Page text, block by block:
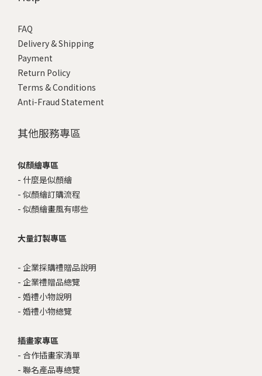
FAQ
Delivery & Shipping
Payment
Return Policy
Terms & Conditions
Anti-Fraud Statement
其他服務專區
似顏繪專區
- 什麼是似顏繪
- 似顏繪訂購流程
- 似顏繪畫風有哪些
大量訂製專區
- 企業採購禮贈品說明
- 企業禮贈品總覽
- 婚禮小物說明
- 婚禮小物總覽
插畫家專區
- 合作插畫家清單
- 聯名產品專總覽